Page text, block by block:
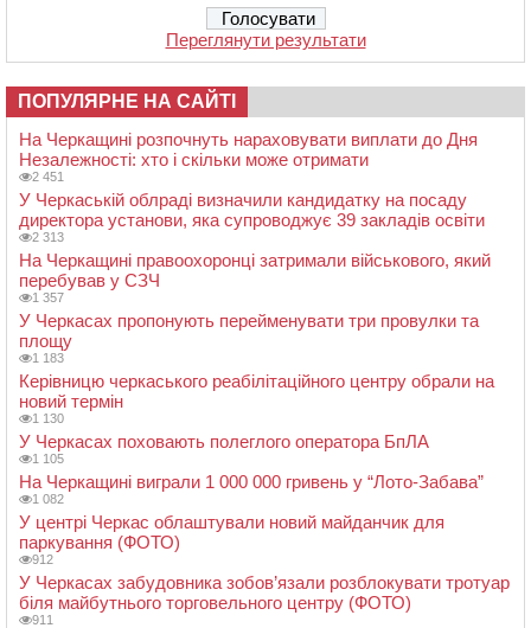
Переглянути результати
ПОПУЛЯРНЕ НА САЙТІ
На Черкащині розпочнуть нараховувати виплати до Дня
Незалежності: хто і скільки може отримати
2 451
У Черкаській облраді визначили кандидатку на посаду
директора установи, яка супроводжує 39 закладів освіти
2 313
На Черкащині правоохоронці затримали військового, який
перебував у СЗЧ
1 357
У Черкасах пропонують перейменувати три провулки та
площу
1 183
Керівницю черкаського реабілітаційного центру обрали на
новий термін
1 130
У Черкасах поховають полеглого оператора БпЛА
1 105
На Черкащині виграли 1 000 000 гривень у “Лото-Забава”
1 082
У центрі Черкас облаштували новий майданчик для
паркування (ФОТО)
912
У Черкасах забудовника зобов’язали розблокувати тротуар
біля майбутнього торговельного центру (ФОТО)
911